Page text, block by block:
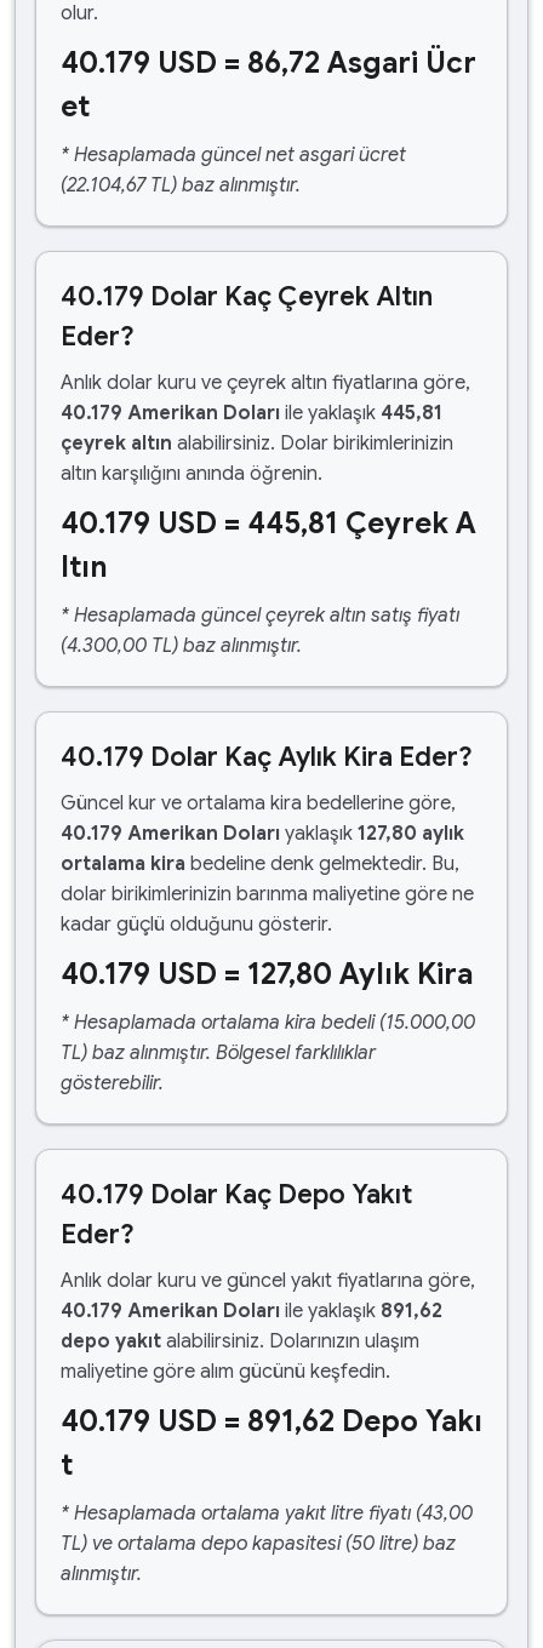
olur.
40.179 USD = 86,72 Asgari Ücr
et
* Hesaplamada güncel net asgari ücret
(22.104,67 TL) baz alınmıştır.
40.179 Dolar Kaç Çeyrek Altın
Eder?
Anlık dolar kuru ve çeyrek altın fiyatlarına göre,
40.179 Amerikan Doları ile yaklaşık 445,81
çeyrek altın alabilirsiniz. Dolar birikimlerinizin
altın karşılığını anında öğrenin.
40.179 USD = 445,81 Çeyrek A
ltın
* Hesaplamada güncel çeyrek altın satış fiyatı
(4.300,00 TL) baz alınmıştır.
40.179 Dolar Kaç Aylık Kira Eder?
Güncel kur ve ortalama kira bedellerine göre,
40.179 Amerikan Doları yaklaşık 127,80 aylık
ortalama kira bedeline denk gelmektedir. Bu,
dolar birikimlerinizin barınma maliyetine göre ne
kadar güçlü olduğunu gösterir.
40.179 USD = 127,80 Aylık Kira
* Hesaplamada ortalama kira bedeli (15.000,00
TL) baz alınmıştır. Bölgesel farklılıklar
gösterebilir.
40.179 Dolar Kaç Depo Yakıt
Eder?
Anlık dolar kuru ve güncel yakıt fiyatlarına göre,
40.179 Amerikan Doları ile yaklaşık 891,62
depo yakıt alabilirsiniz. Dolarınızın ulaşım
maliyetine göre alım gücünü keşfedin.
40.179 USD = 891,62 Depo Yakı
t
* Hesaplamada ortalama yakıt litre fiyatı (43,00
TL) ve ortalama depo kapasitesi (50 litre) baz
alınmıştır.